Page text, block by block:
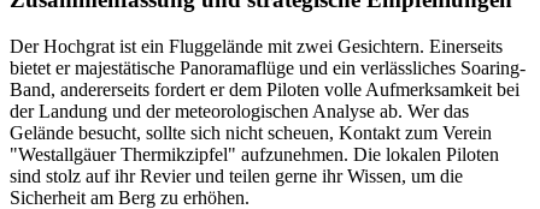
Der Hochgrat ist ein Fluggelände mit zwei Gesichtern. Einerseits
bietet er majestätische Panoramaflüge und ein verlässliches Soaring-
Band, andererseits fordert er dem Piloten volle Aufmerksamkeit bei
der Landung und der meteorologischen Analyse ab. Wer das
Gelände besucht, sollte sich nicht scheuen, Kontakt zum Verein
"Westallgäuer Thermikzipfel" aufzunehmen. Die lokalen Piloten
sind stolz auf ihr Revier und teilen gerne ihr Wissen, um die
Sicherheit am Berg zu erhöhen.